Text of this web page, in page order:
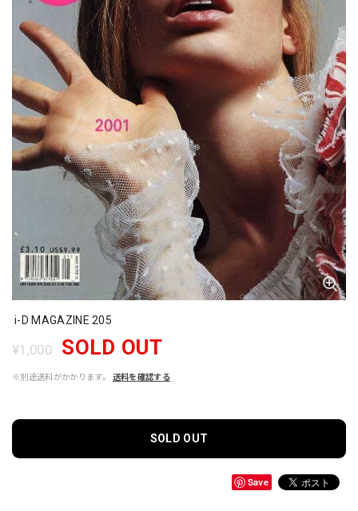
i-D MAGAZINE 205
¥1,000 SOLD OUT
※別途送料がかかります。 送料を確認する
SOLD OUT
Save